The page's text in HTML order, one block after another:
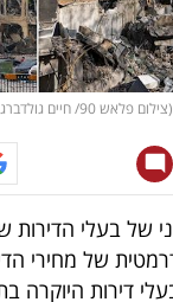
גולדברג, יוסי זמיר)
של בעלי
של מחירי
דירות היוקרה